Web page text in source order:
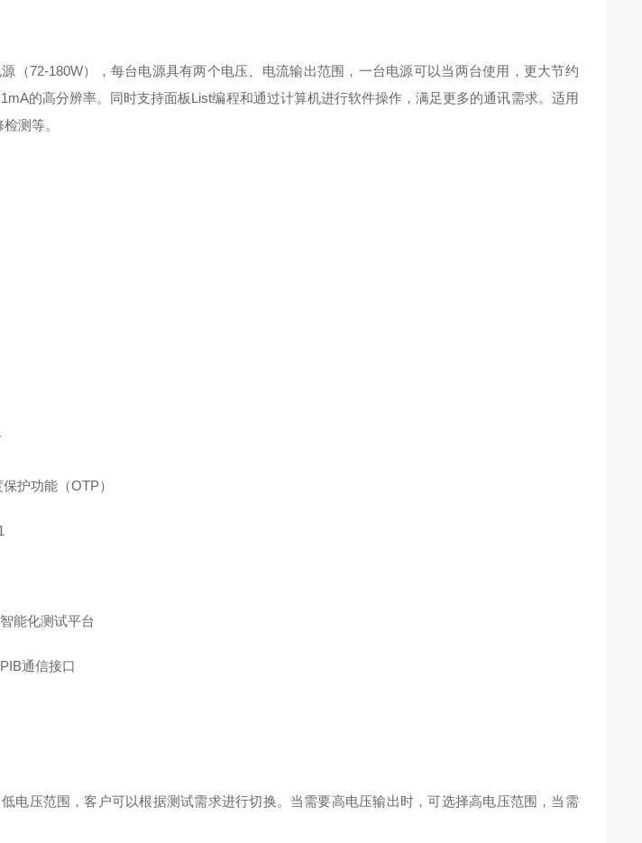
（72-180W），每台电源具有两个电压、电流输出范围，一台电源可以当两台使用，更大节约
的高分辨率。同时支持面板List编程和通过计算机进行软件操作，满足更多的通讯需求。适用
测等。
护功能（OTP）
能化测试平台
通信接口
电压范围，客户可以根据测试需求进行切换。当需要高电压输出时，可选择高电压范围，当需